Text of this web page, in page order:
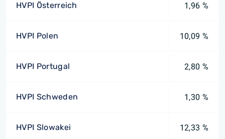
HVPI Österreich 1,96 %
HVPI Polen 10,09 %
HVPI Portugal 2,80 %
HVPI Schweden 1,30 %
HVPI Slowakei 12,33 %